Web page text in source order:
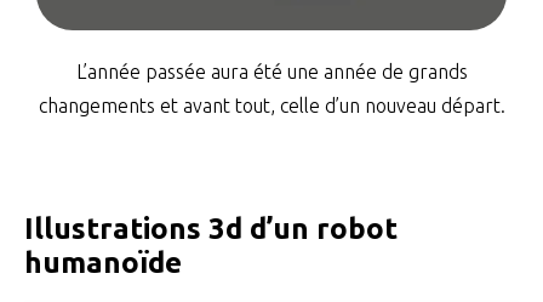
L’année passée aura été une année de grands
changements et avant tout, celle d’un nouveau départ.
Illustrations 3d d’un robot
humanoïde